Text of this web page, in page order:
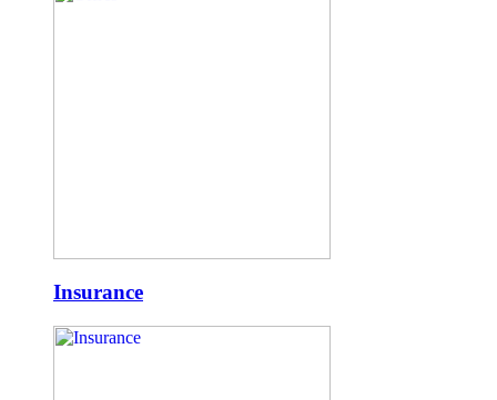
Insurance